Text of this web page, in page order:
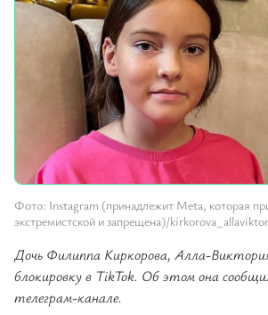
Фото: Instagram (принадлежит Meta, которая
экстремистской и запрещена)/
Дочь Филиппа Киркорова, Алла-
блокировку в TikTok. Об этом она
телеграм-канале.